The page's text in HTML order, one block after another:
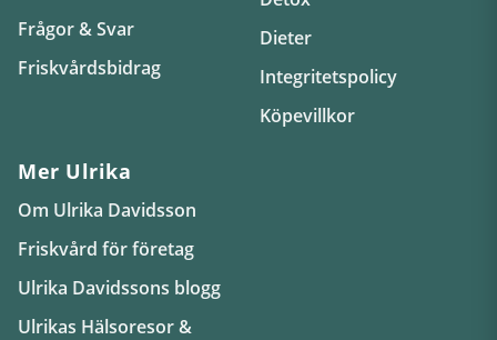
Frågor & Svar
Friskvårdsbidrag
Dieter
Integritetspolicy
Köpevillkor
Mer Ulrika
Om Ulrika Davidsson
Friskvård för företag
Ulrika Davidssons blogg
Ulrikas Hälsoresor &